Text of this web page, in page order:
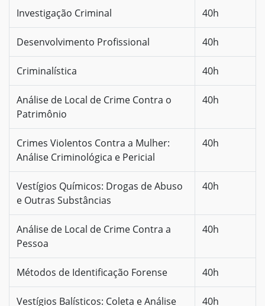
Investigação Criminal 40h
Desenvolvimento Profissional 40h
Criminalística 40h
Análise de Local de Crime Contra o
Patrimônio
40h
Crimes Violentos Contra a Mulher:
Análise Criminológica e Pericial
40h
Vestígios Químicos: Drogas de Abuso
e Outras Substâncias
40h
Análise de Local de Crime Contra a
Pessoa
40h
Métodos de Identificação Forense 40h
Vestígios Balísticos: Coleta e Análise
40h